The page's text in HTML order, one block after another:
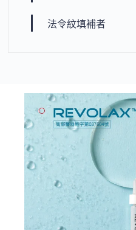
法令紋填補者